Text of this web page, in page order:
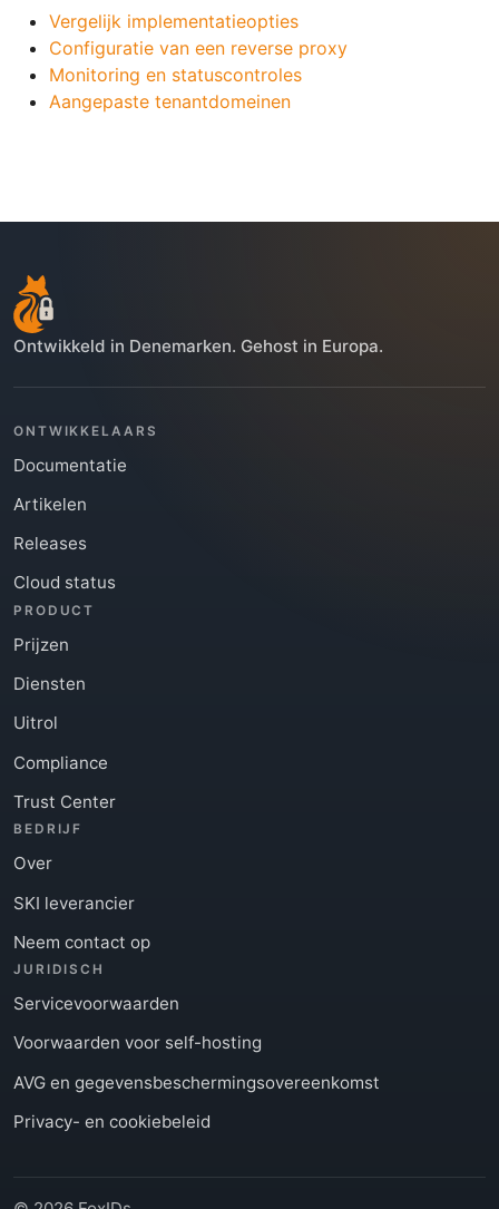
Vergelijk implementatieopties
Configuratie van een reverse proxy
Monitoring en statuscontroles
Aangepaste tenantdomeinen
Ontwikkeld in Denemarken. Gehost in Europa.
ONTWIKKELAARS
Documentatie
Artikelen
Releases
Cloud status
PRODUCT
Prijzen
Diensten
Uitrol
Compliance
Trust Center
BEDRIJF
Over
SKI leverancier
Neem contact op
JURIDISCH
Servicevoorwaarden
Voorwaarden voor self-hosting
AVG en gegevensbeschermingsovereenkomst
Privacy- en cookiebeleid